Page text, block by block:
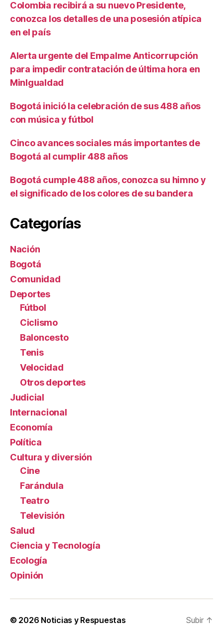
Colombia recibirá a su nuevo Presidente,
conozca los detalles de una posesión atípica
en el país
Alerta urgente del Empalme Anticorrupción
para impedir contratación de última hora en
MinIgualdad
Bogotá inició la celebración de sus 488 años
con música y fútbol
Cinco avances sociales más importantes de
Bogotá al cumplir 488 años
Bogotá cumple 488 años, conozca su himno y
el significado de los colores de su bandera
Categorías
Nación
Bogotá
Comunidad
Deportes
Fútbol
Ciclismo
Baloncesto
Tenis
Velocidad
Otros deportes
Judicial
Internacional
Economía
Política
Cultura y diversión
Cine
Farándula
Teatro
Televisión
Salud
Ciencia y Tecnología
Ecología
Opinión
© 2026 Noticias y Respuestas Subir ↑